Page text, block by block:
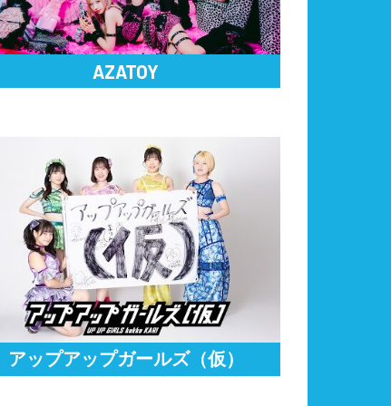
AZATOY
アップアップガールズ（仮）